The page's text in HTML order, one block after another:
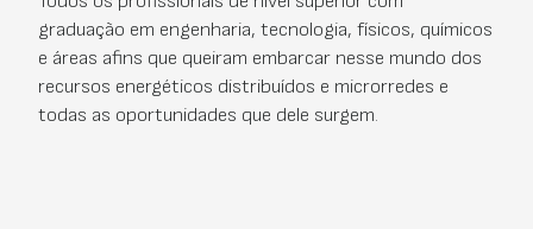
graduação em engenharia, tecnologia, físicos, químicos
e áreas afins que queiram embarcar nesse mundo dos
recursos energéticos distribuídos e microrredes e
todas as oportunidades que dele surgem.